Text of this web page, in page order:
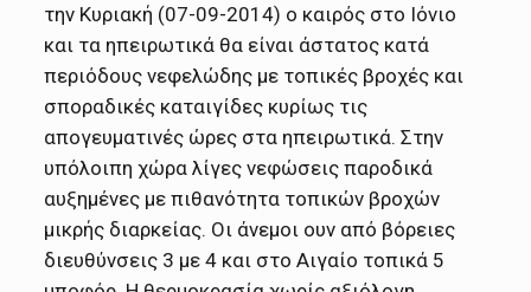
την Κυριακή (07-09-2014) ο καιρός στο Ιόνιο
και τα ηπειρωτικά θα είναι άστατος κατά
περιόδους νεφελώδης με τοπικές βροχές και
σποραδικές καταιγίδες κυρίως τις
απογευματινές ώρες στα ηπειρωτικά. Στην
υπόλοιπη χώρα λίγες νεφώσεις παροδικά
αυξημένες με πιθανότητα τοπικών βροχών
μικρής διαρκείας. Οι άνεμοι ουν από βόρειες
διευθύνσεις 3 με 4 και στο Αιγαίο τοπικά 5